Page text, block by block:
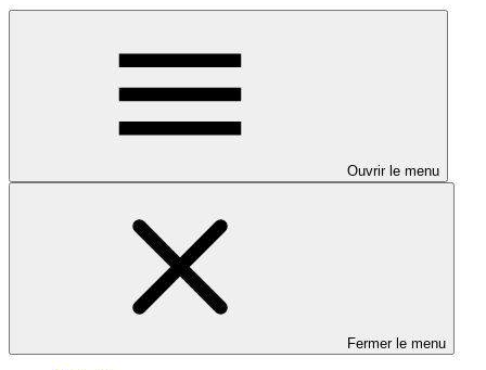
Ouvrir le menu
Fermer le menu